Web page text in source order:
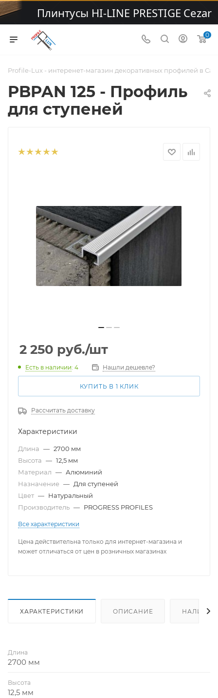
0
Profile-Lux - интеренет-магазин декоративных профилей в
PBPAN 125 - Профиль
для ступеней
мм, алюминий
2 250 руб./шт
Есть в наличии: 4 Нашли дешевле?
КУПИТЬ В 1 КЛИК
Рассчитать доставку
Характеристики
Длина — 2700 мм
Высота — 12,5 мм
Материал — Алюминий
Назначение — Для ступеней
Цвет — Натуральный
Производитель — PROGRESS PROFILES
Все характеристики
Цена действительна только для интернет-магазина и
может отличаться от цен в розничных магазинах
ХАРАКТЕРИСТИКИ ОПИСАНИЕ НАЛИЧИЕ
Длина
2700 мм
Высота
12,5 мм